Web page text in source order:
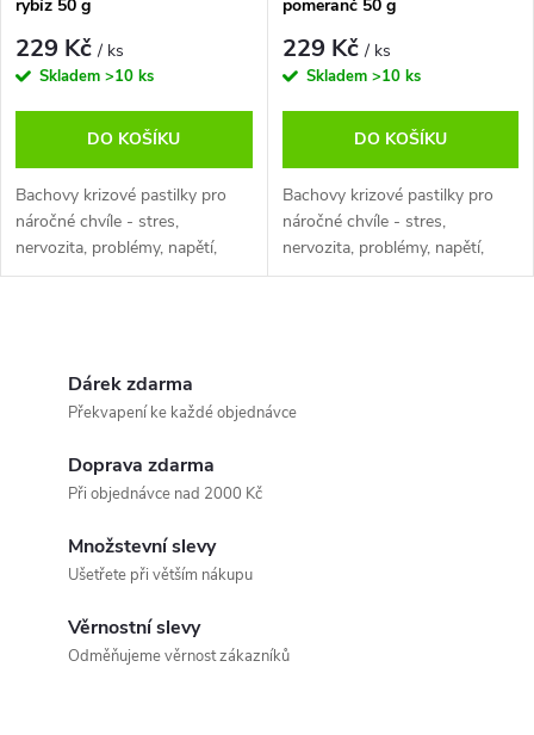
rybíz 50 g
229 Kč/ ks
Skladem >10 ks
DO KOŠÍKU
Bachovy krizové pastilky pro
náročné chvíle - stres,
nervozita, problémy, napětí,
zkouškové období, starosti,
pomeranč 50 g
229 Kč/ ks
Skladem >10 ks
DO KOŠÍKU
Bachovy krizové pastilky pro
náročné chvíle - stres,
nervozita, problémy, napětí,
zkouškové období, starosti,
Dárek zdarma
Překvapení ke každé objednávce
Doprava zdarma
Při objednávce nad 2000 Kč
Množstevní slevy
Ušetřete při větším nákupu
Věrnostní slevy
Odměňujeme věrnost zákazníků